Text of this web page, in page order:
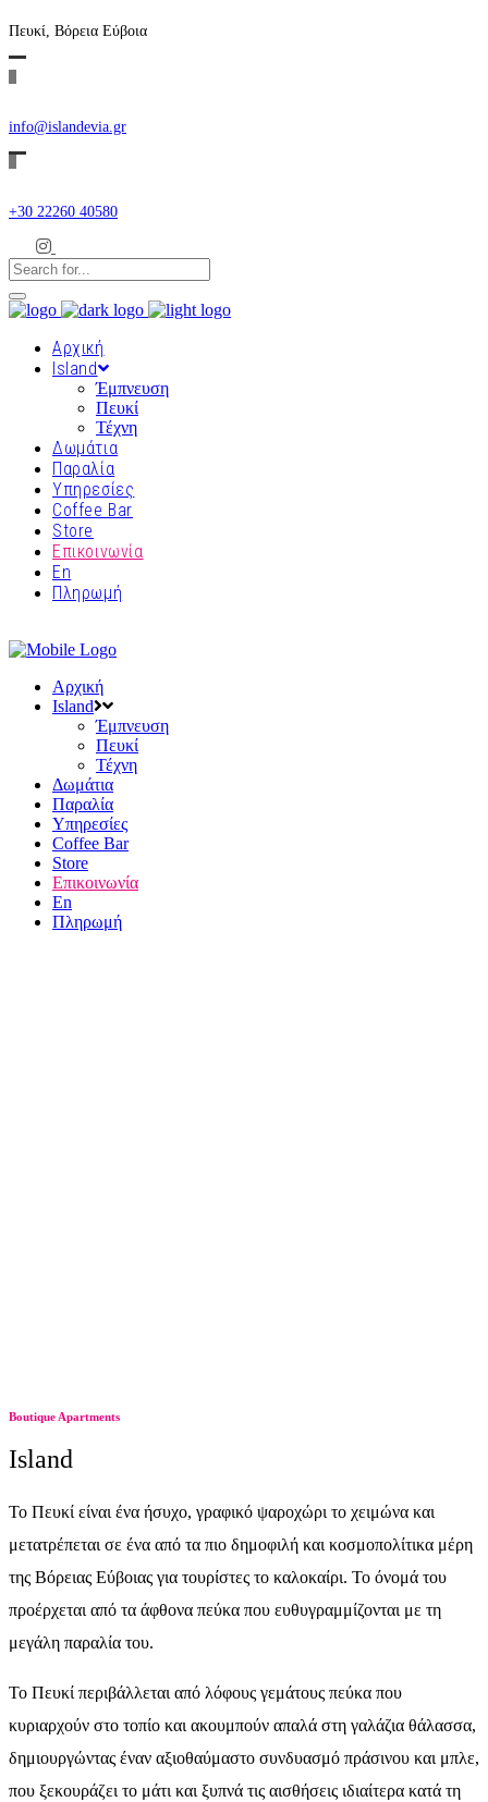
Πευκί, Βόρεια Εύβοια
info@islandevia.gr
+30 22260 40580
Αρχική
Island
Έμπνευση
Πευκί
Τέχνη
Δωμάτια
Παραλία
Υπηρεσίες
Coffee Bar
Store
Επικοινωνία
En
Πληρωμή
Αρχική
Island
Έμπνευση
Πευκί
Τέχνη
Δωμάτια
Παραλία
Υπηρεσίες
Coffee Bar
Store
Επικοινωνία
En
Πληρωμή
Boutique Apartments
Island
Το Πευκί είναι ένα ήσυχο, γραφικό ψαροχώρι το χειμώνα και
μετατρέπεται σε ένα από τα πιο δημοφιλή και κοσμοπολίτικα μέρη
της Βόρειας Εύβοιας για τουρίστες το καλοκαίρι. Το όνομά του
προέρχεται από τα άφθονα πεύκα που ευθυγραμμίζονται με τη
μεγάλη παραλία του.
Το Πευκί περιβάλλεται από λόφους γεμάτους πεύκα που
κυριαρχούν στο τοπίο και ακουμπούν απαλά στη γαλάζια θάλασσα,
δημιουργώντας έναν αξιοθαύμαστο συνδυασμό πράσινου και μπλε,
που ξεκουράζει το μάτι και ξυπνά τις αισθήσεις ιδιαίτερα κατά τη